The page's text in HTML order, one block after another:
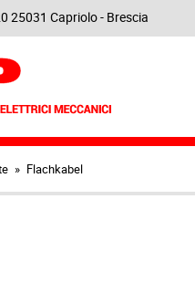
25031 Capriolo - Brescia
» Flachkabel